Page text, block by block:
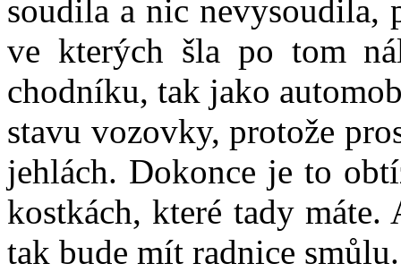
soudila a nic nevysoudila,
ve kterých šla po tom
chodníku, tak jako
stavu vozovky, protože
jehlách. Dokonce je to
kostkách, které tady
tak bude mít radnice smůlu.